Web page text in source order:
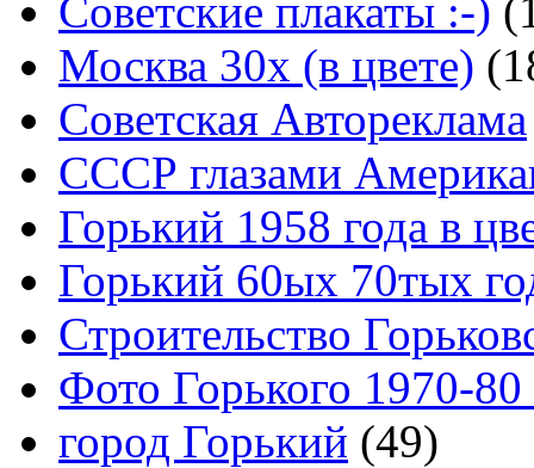
Советские плакаты :-)
Москва 30x (в цвете)
Советская Автореклама
СССР глазами
Горький 1958 года в
Горький 60ых 70тых
Строительство
Фото Горького 1970-80
город Горький (49)